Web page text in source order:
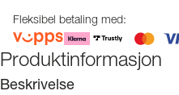
Fleksibel betaling med:
Produktinformasjon
Beskrivelse